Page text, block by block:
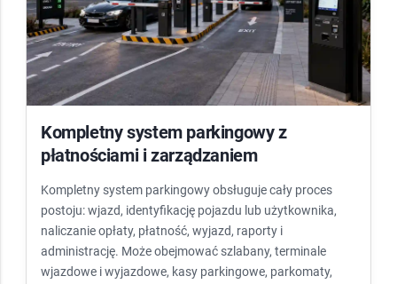
Kompletny system parkingowy z
płatnościami i zarządzaniem
Kompletny system parkingowy obsługuje cały proces
postoju: wjazd, identyfikację pojazdu lub użytkownika,
naliczanie opłaty, płatność, wyjazd, raporty i
administrację. Może obejmować szlabany, terminale
wjazdowe i wyjazdowe, kasy parkingowe, parkomaty,